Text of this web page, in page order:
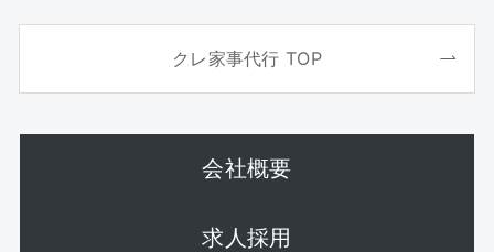
クレ家事代行 TOP
会社概要
求人採用